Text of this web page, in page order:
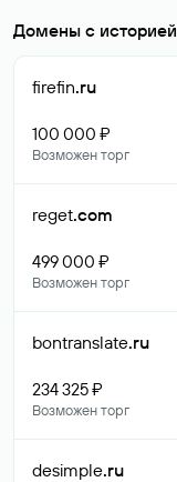
Домены с историей
firefin.ru
100 000 ₽
Возможен торг
reget.com
499 000 ₽
Возможен торг
bontranslate.ru
234 325 ₽
Возможен торг
desimple.ru